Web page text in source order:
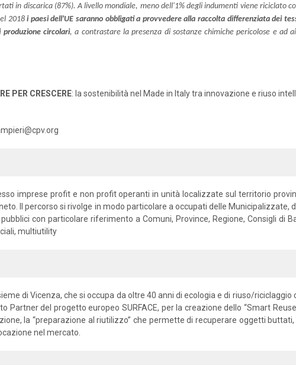
in discarica (87%). A livello mondiale, meno dell'1% degli indumenti viene riciclato
2018i paesi dell'UE saranno obbligati a provvedere alla raccolta differenziata dei
circolari, a contrastare la presenza di sostanze chimiche pericolose e ad
PER CRESCERE: la sostenibilità nel Made in Italy tra innovazione e riuso
imprese profit e non profit operanti in unità localizzate sul territorio
Il percorso si rivolge in modo particolare a occupati delle Municipalizzate,
con particolare riferimento a Comuni, Province, Regione, Consigli di
multiutility
di Vicenza, che si occupa da oltre 40 anni di ecologia e di riuso/
del progetto europeo SURFACE, per la creazione dello “Smart
la “preparazione al riutilizzo” che permette di recuperare oggetti
nel mercato.